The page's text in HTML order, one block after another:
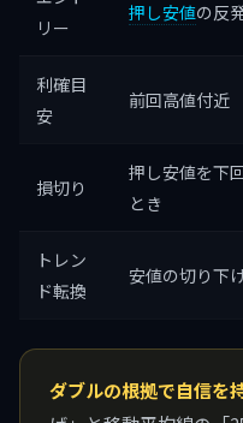
リー
押し安値の反
利確目
安
前回高値付近
損切り
押し安値を下
とき
トレン
ド転換
安値の切り下
ダブルの根拠で自信を